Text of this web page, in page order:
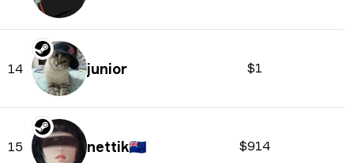
14 junior $1
15 nettik🇳🇿 $914